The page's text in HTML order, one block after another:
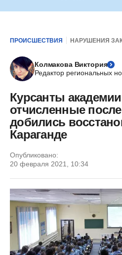
ПРОИСШЕСТВИЯ НАРУШЕНИЯ
Колмакова Виктория
Редактор региональных
Курсанты
отчисленные
добились
Караганде
Опубликовано:
20 февраля 2021, 10:34